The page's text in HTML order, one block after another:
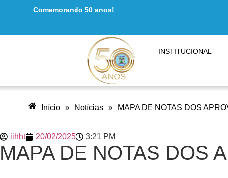
Comemorando 50 anos!
INSTITUCIONAL
Início » Notícias » MAPA DE NOTAS DOS
iihht 20/02/2025 3:21 PM
MAPA DE NOTAS DOS